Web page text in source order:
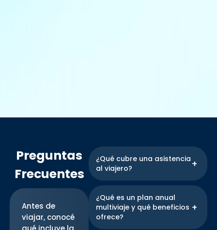
Preguntas
Frecuentes
Antes de
viajar, conocé
¿Qué cubre una asistencia
al viajero?
Incluye atención médica ante
emergencias, medicamentos,
internaciones, asistencia
odontológica, traslado
¿Qué es un plan anual
multiviaje y qué beneficios
ofrece?